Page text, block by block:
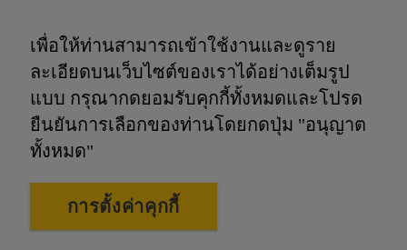
เพื่อให้ท่านสามารถเข้าใช้งานและดูราย
ละเอียดบนเว็บไซต์ของเราได้อย่างเต็มรูป
แบบ กรุณากดยอมรับคุกกี้ทั้งหมดและโปรด
ยืนยันการเลือกของท่านโดยกดปุ่ม "อนุญาต
ทั้งหมด"
การตั้งค่าคุกกี้